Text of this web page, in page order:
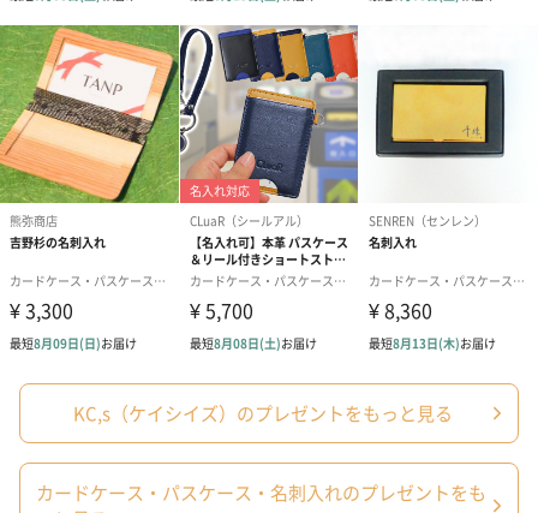
商品オプション情報
ショップバックS
※商品サイズに合わせたバックをお付けいたします。
あり（110円）
レザーメッセージカード
KC,s（ケイシイズ）のプレゼントをもっと見る
カードケース・パスケース・名刺入れのプレゼントをも